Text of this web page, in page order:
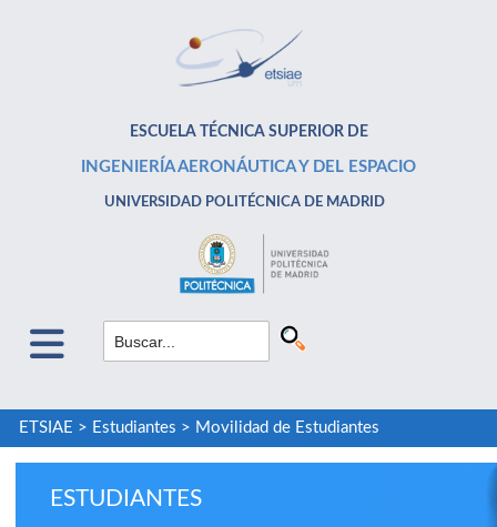
ESCUELA TÉCNICA SUPERIOR DE
INGENIERÍA AERONÁUTICA Y DEL ESPACIO
UNIVERSIDAD POLITÉCNICA DE MADRID
ETSIAE > Estudiantes > Movilidad de Estudiantes
ESTUDIANTES